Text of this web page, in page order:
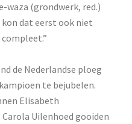
waza (grondwerk, red.)
dat eerst ook niet
compleet.”
de Nederlandse ploeg
te bejubelen.
Elisabeth
Uilenhoed gooiden